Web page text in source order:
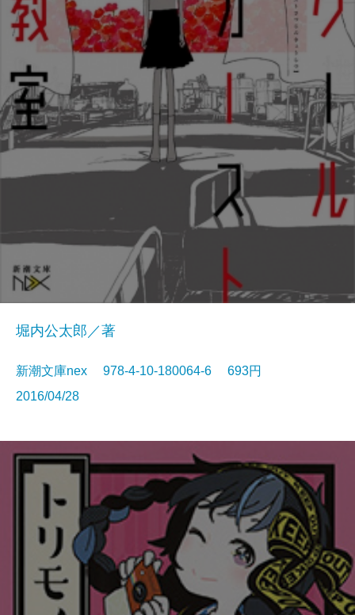
堀内公太郎／著
新潮文庫nex 978-4-10-180064-6 693円
2016/04/28